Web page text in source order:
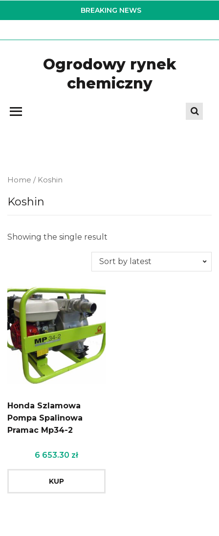
to
BREAKING NEWS
Ogrodowy rynek
chemiczny
Home / Koshin
Koshin
Showing the single result
Honda Szlamowa
Pompa Spalinowa
Pramac Mp34-2
6 653.30 zł
KUP